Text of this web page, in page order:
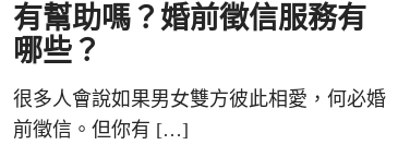
有幫助嗎？婚前徵信服務有
哪些？
很多人會說如果男女雙方彼此相愛，何必婚
前徵信。但你有 […]